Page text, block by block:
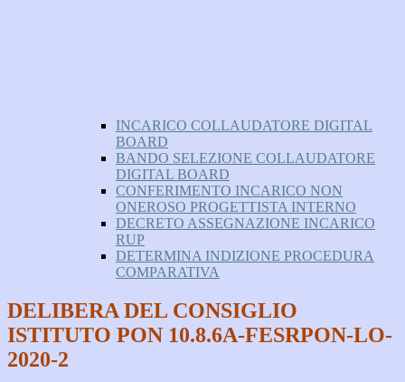
INCARICO COLLAUDATORE DIGITAL
BOARD
BANDO SELEZIONE COLLAUDATORE
DIGITAL BOARD
CONFERIMENTO INCARICO NON
ONEROSO PROGETTISTA INTERNO
DECRETO ASSEGNAZIONE INCARICO
RUP
DETERMINA INDIZIONE PROCEDURA
COMPARATIVA
DELIBERA DEL CONSIGLIO
ISTITUTO PON 10.8.6A-FESRPON-LO-
2020-2